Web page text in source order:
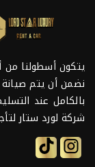
يتكون أسطولنا من
نضمن أن يتم صيانة
بالكامل عند
شركة لورد ستار